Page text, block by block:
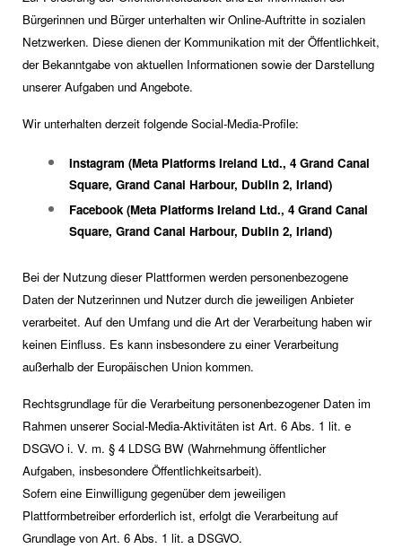
Bürgerinnen und Bürger unterhalten wir Online-Auftritte in sozialen
Netzwerken. Diese dienen der Kommunikation mit der Öffentlichkeit,
der Bekanntgabe von aktuellen Informationen sowie der Darstellung
unserer Aufgaben und Angebote.
Wir unterhalten derzeit folgende Social-Media-Profile:
Instagram (Meta Platforms Ireland Ltd., 4 Grand Canal
Square, Grand Canal Harbour, Dublin 2, Irland)
Facebook (Meta Platforms Ireland Ltd., 4 Grand Canal
Square, Grand Canal Harbour, Dublin 2, Irland)
Bei der Nutzung dieser Plattformen werden personenbezogene
Daten der Nutzerinnen und Nutzer durch die jeweiligen Anbieter
verarbeitet. Auf den Umfang und die Art der Verarbeitung haben wir
keinen Einfluss. Es kann insbesondere zu einer Verarbeitung
außerhalb der Europäischen Union kommen.
Rechtsgrundlage für die Verarbeitung personenbezogener Daten im
Rahmen unserer Social-Media-Aktivitäten ist Art. 6 Abs. 1 lit. e
DSGVO i. V. m. § 4 LDSG BW (Wahrnehmung öffentlicher
Aufgaben, insbesondere Öffentlichkeitsarbeit).
Sofern eine Einwilligung gegenüber dem jeweiligen
Plattformbetreiber erforderlich ist, erfolgt die Verarbeitung auf
Grundlage von Art. 6 Abs. 1 lit. a DSGVO.